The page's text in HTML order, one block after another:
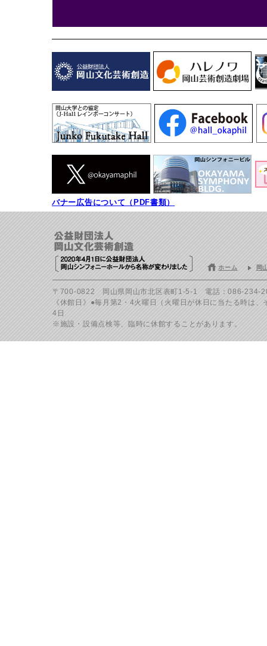
バナー広告について（PDF書類）
岡
ホーム
〒700-0822 岡山県岡山市北区表町1-5-1 電話：086-234-
《休館日》●毎月第2・4火曜日（火曜日が休日に当たる時は
4日
※施設・設備点検等、臨時に休館することがあります。